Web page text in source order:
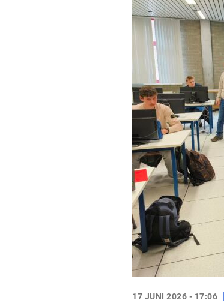
17 JUNI 2026 - 17:06